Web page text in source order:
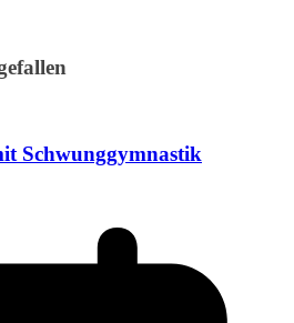
Schwunggymnastik